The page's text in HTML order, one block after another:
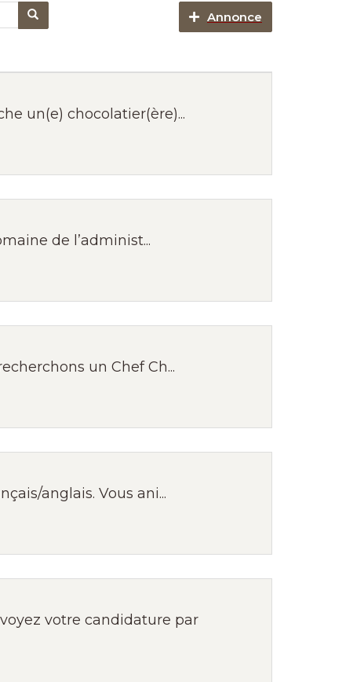
Annonce
un(e) chocolatier(ère)...
de l’administ...
un Chef Ch...
anglais. Vous ani...
votre candidature par